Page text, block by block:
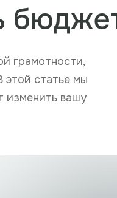
грамотности,
этой статье мы
изменить вашу